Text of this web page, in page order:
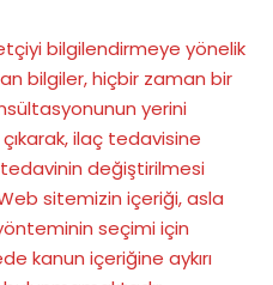
bilgilendirmeye yönelik
bilgiler, hiçbir zaman bir
yerini
ilaç tedavisine
değiştirilmesi
sitemizin içeriği, asla
seçimi için
kanun içeriğine aykırı